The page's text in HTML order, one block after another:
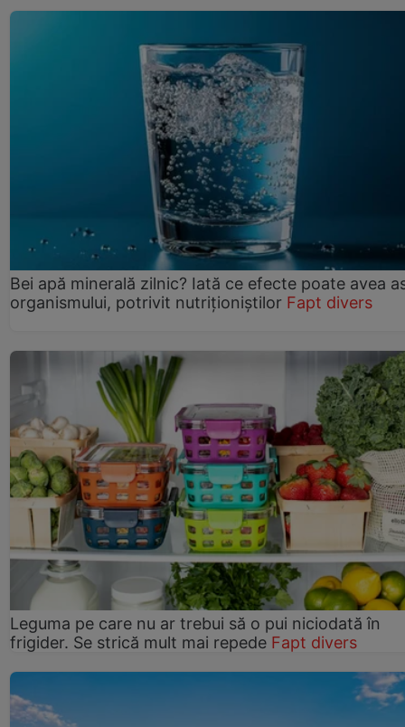
Bei apă minerală zilnic? Iată ce efecte poate avea
organismului, potrivit nutriționiștilor Fapt divers
Leguma pe care nu ar trebui să o pui niciodată în
frigider. Se strică mult mai repede Fapt divers